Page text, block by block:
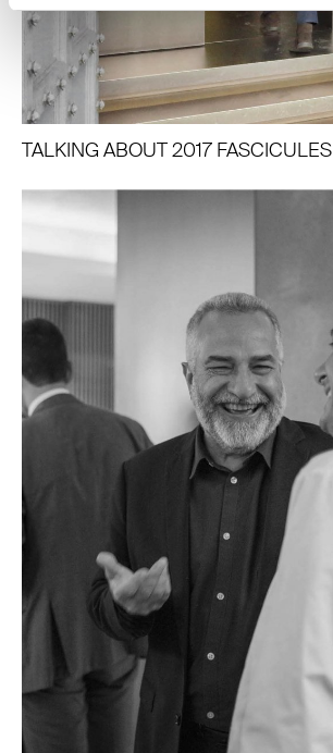
TALKING ABOUT 2017 FASCICULES